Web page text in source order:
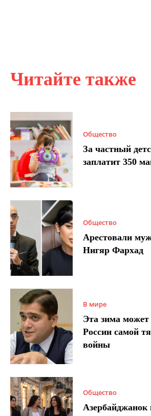
Читайте также
Общество
За частный
заплатит 350
Общество
Арестовали
Нигяр Фархад
В мире
Эта зима может
России самой
войны
Общество
Азербайджанок